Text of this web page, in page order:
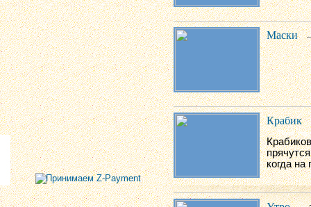
Маски
Крабик
когда на